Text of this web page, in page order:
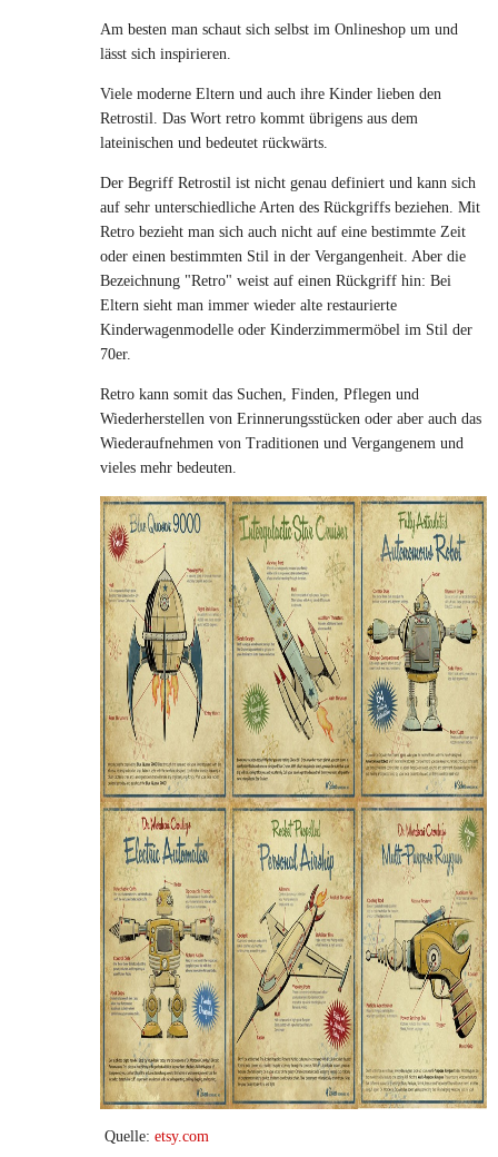
Am besten man schaut sich selbst im Onlineshop um und
lässt sich inspirieren.
Viele moderne Eltern und auch ihre Kinder lieben den
Retrostil. Das Wort retro kommt übrigens aus dem
lateinischen und bedeutet rückwärts.
Der Begriff Retrostil ist nicht genau definiert und kann sich
auf sehr unterschiedliche Arten des Rückgriffs beziehen. Mit
Retro bezieht man sich auch nicht auf eine bestimmte Zeit
oder einen bestimmten Stil in der Vergangenheit. Aber die
Bezeichnung "Retro" weist auf einen Rückgriff hin: Bei
Eltern sieht man immer wieder alte restaurierte
Kinderwagenmodelle oder Kinderzimmermöbel im Stil der
70er.
Retro kann somit das Suchen, Finden, Pflegen und
Wiederherstellen von Erinnerungsstücken oder aber auch das
Wiederaufnehmen von Traditionen und Vergangenem und
vieles mehr bedeuten.
Quelle: etsy.com